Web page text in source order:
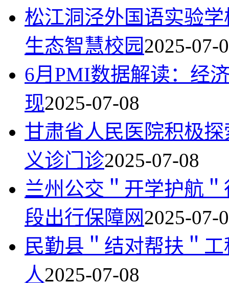
松江洞泾外国语实验
生态智慧校园2025-07-
6月PMI数据解读：经
现2025-07-08
甘肃省人民医院积极
义诊门诊2025-07-08
兰州公交＂开学护航
段出行保障网2025-07-
民勤县＂结对帮扶＂
人2025-07-08